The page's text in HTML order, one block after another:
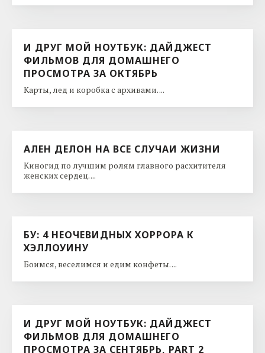
И ДРУГ МОЙ НОУТБУК: ДАЙДЖЕСТ
ФИЛЬМОВ ДЛЯ ДОМАШНЕГО
ПРОСМОТРА ЗА ОКТЯБРЬ
Карты, лед и коробка с архивами. ...
АЛЕН ДЕЛОН НА ВСЕ СЛУЧАИ ЖИЗНИ
Киногид по лучшим ролям главного расхитителя
женских сердец. ...
БУ: 4 НЕОЧЕВИДНЫХ ХОРРОРА К
ХЭЛЛОУИНУ
Боимся, веселимся и едим конфеты. ...
И ДРУГ МОЙ НОУТБУК: ДАЙДЖЕСТ
ФИЛЬМОВ ДЛЯ ДОМАШНЕГО
ПРОСМОТРА ЗА СЕНТЯБРЬ, PART 2